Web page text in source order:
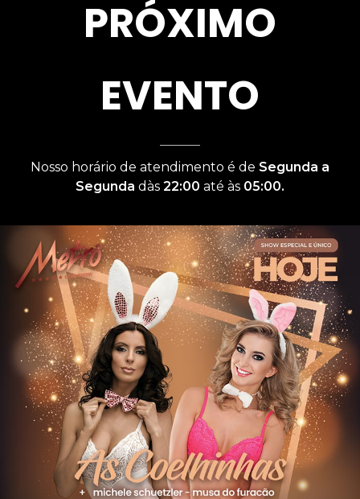
PRÓXIMO
EVENTO
Nosso horário de atendimento é de Segunda a
Segunda dàs 22:00 até às 05:00.